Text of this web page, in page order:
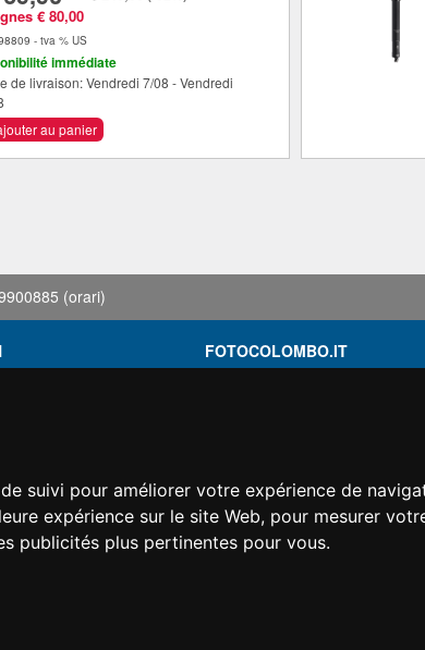
suivi pour améliorer votre expérience de
expérience sur le site Web, pour mesurer
publicités plus pertinentes pour vous.
€ 80,00
- tva % US
immédiate
de livraison: Vendredi 7/08 - Vendredi
au panier
(orari)
FOTOCOLOMBO.IT
Avis sur Trovaprezzi
Avis sur Google